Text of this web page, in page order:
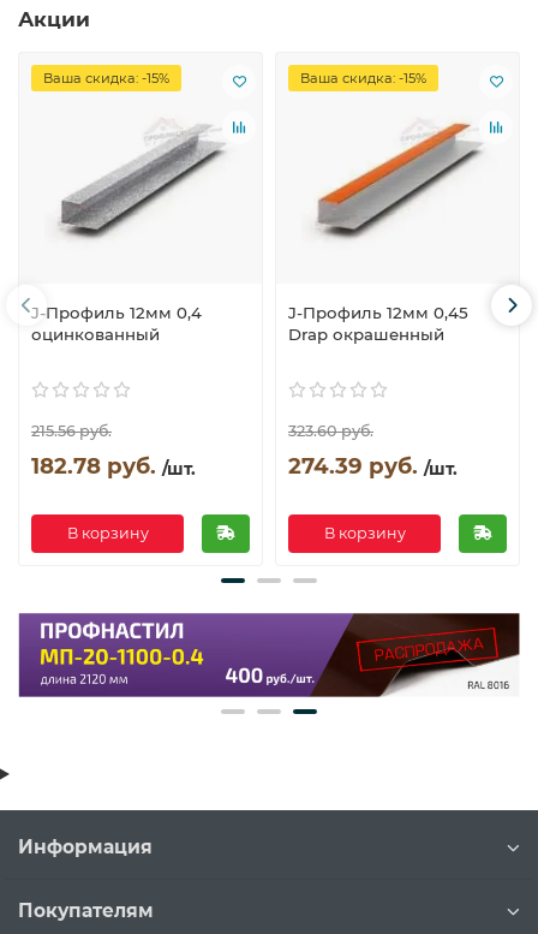
Акции
Ваша скидка: -15%
J-Профиль 12мм 0,4
оцинкованный
215.56 руб.
182.78 руб. /шт.
В корзину
Ваша скидка: -15%
J-Профиль 12мм 0,45
Drap окрашенный
323.60 руб.
274.39 руб. /шт.
В корзину
Информация
Покупателям